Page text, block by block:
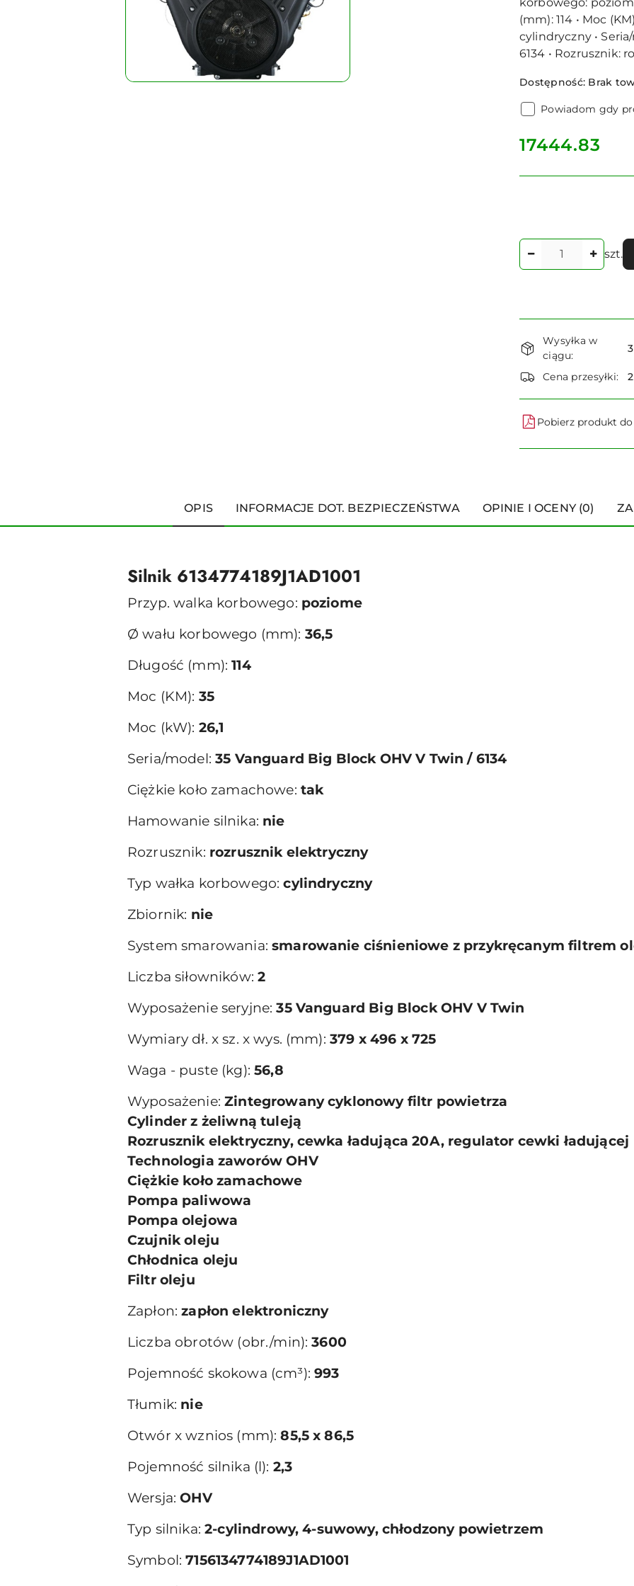
(mm): 114 • Moc
cylindryczny •
6134 • Rozrusznik:
Dostępność: Brak
Powiadom gdy
cena:
17444.83
Ilość
szt.
Dostępność
i
dostawa
Wysyłka w
ciągu:
Cena przesyłki:
Pobierz produkt
OPIS INFORMACJE DOT. BEZPIECZEŃSTWA OPINIE I OCENY (0)
Silnik 6134774189J1AD1001
Przyp. walka korbowego: poziome
Ø wału korbowego (mm): 36,5
Długość (mm):114
Moc (KM): 35
Moc (kW): 26,1
Seria/model:35 Vanguard Big Block OHV V Twin / 6134
Ciężkie koło zamachowe: tak
Hamowanie silnika: nie
Rozrusznik: rozrusznik elektryczny
Typ wałka korbowego:cylindryczny
Zbiornik: nie
System smarowania:smarowanie ciśnieniowe z przykręcanym filtrem
Liczba siłowników:2
Wyposażenie seryjne:35 Vanguard Big Block OHV V Twin
Wymiary dł. x sz. x wys. (mm): 379 x 496 x 725
Waga - puste (kg):56,8
Wyposażenie:Zintegrowany cyklonowy filtr powietrza
Cylinder z żeliwną tuleją
Rozrusznik elektryczny, cewka ładująca 20A, regulator cewki ładującej
Technologia zaworów OHV
Ciężkie koło zamachowe
Pompa paliwowa
Pompa olejowa
Czujnik oleju
Chłodnica oleju
Filtr oleju
Zapłon:zapłon elektroniczny
Liczba obrotów (obr./min):3600
Pojemność skokowa (cm³): 993
Tłumik: nie
Otwór x wznios (mm):85,5 x 86,5
Pojemność silnika (l): 2,3
Wersja:OHV
Typ silnika:2-cylindrowy, 4-suwowy, chłodzony powietrzem
Symbol:7156134774189J1AD1001